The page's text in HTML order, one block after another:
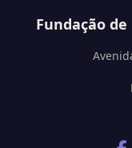
Fundação